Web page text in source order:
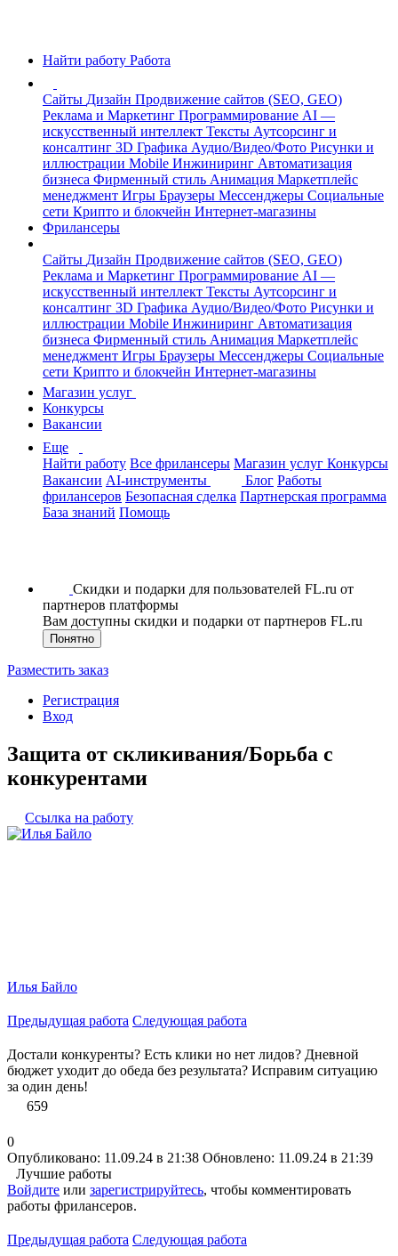
Найти работу Работа
Сайты Дизайн Продвижение сайтов (SEO, GEO)
Реклама и Маркетинг Программирование AI —
искусственный интеллект Тексты Аутсорсинг и
консалтинг 3D Графика Аудио/Видео/Фото Рисунки и
иллюстрации Mobile Инжиниринг Автоматизация
бизнеса Фирменный стиль Анимация Маркетплейс
менеджмент Игры Браузеры Мессенджеры Социальные
сети Крипто и блокчейн Интернет-магазины
Фрилансеры
Сайты Дизайн Продвижение сайтов (SEO, GEO)
Реклама и Маркетинг Программирование AI —
искусственный интеллект Тексты Аутсорсинг и
консалтинг 3D Графика Аудио/Видео/Фото Рисунки и
иллюстрации Mobile Инжиниринг Автоматизация
бизнеса Фирменный стиль Анимация Маркетплейс
менеджмент Игры Браузеры Мессенджеры Социальные
сети Крипто и блокчейн Интернет-магазины
Магазин услуг
Конкурсы
Вакансии
Еще
Найти работу Все фрилансеры Магазин услуг Конкурсы
Вакансии AI-инструменты Блог Работы
фрилансеров Безопасная сделка Партнерская программа
База знаний Помощь
Скидки и подарки для пользователей FL.ru от
партнеров платформы
Вам доступны скидки и подарки от партнеров FL.ru
Понятно
Разместить заказ
Регистрация
Вход
Защита от скликивания/Борьба с
конкурентами
Ссылка на работу
Илья Байло
Предыдущая работа Следующая работа
Достали конкуренты? Есть клики но нет лидов? Дневной
бюджет уходит до обеда без результата? Исправим ситуацию
за один день!
659
0
Опубликовано: 11.09.24 в 21:38 Обновлено: 11.09.24 в 21:39
Лучшие работы
Войдите или зарегистрируйтесь, чтобы комментировать
работы фрилансеров.
Предыдущая работа Следующая работа